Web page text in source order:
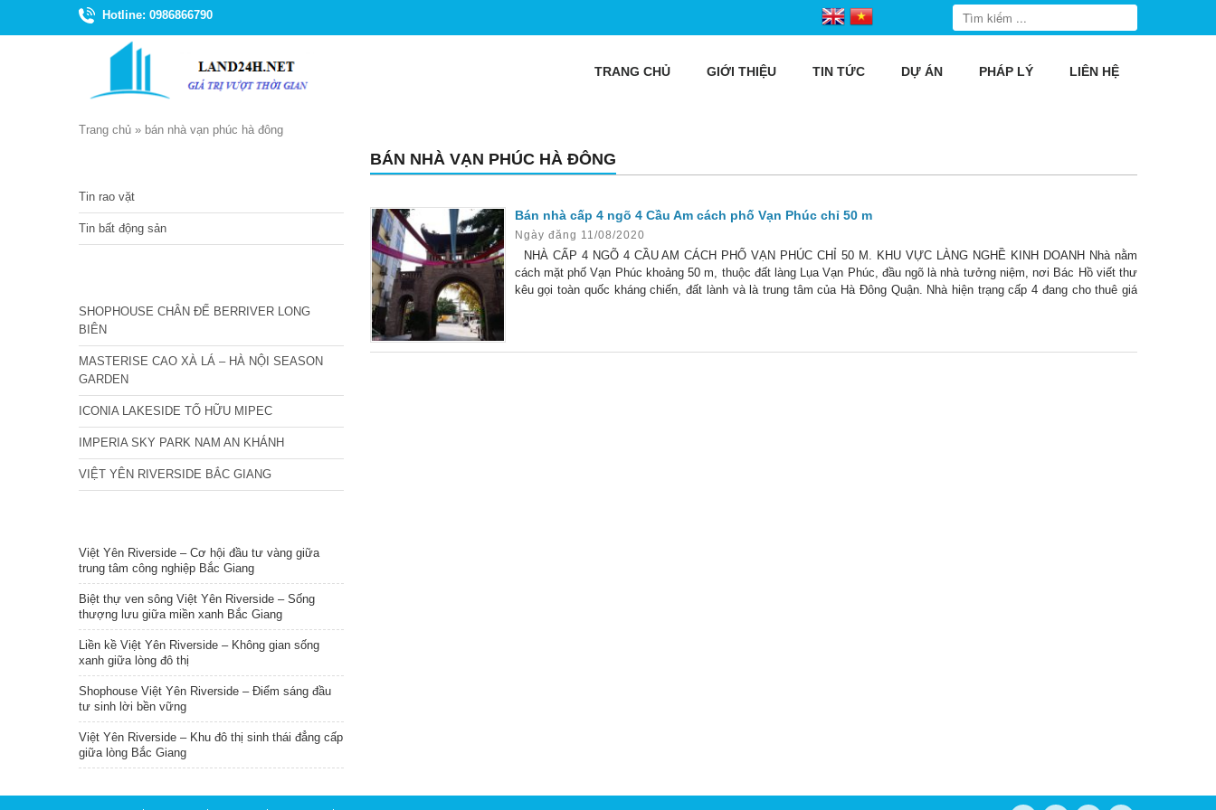
Hotline: 0986866790
TRANG CHỦ GIỚI THIỆU TIN TỨC DỰ ÁN PHÁP LÝ LIÊN HỆ
Trang chủ » bán nhà vạn phúc hà đông
BÁN NHÀ VẠN PHÚC HÀ ĐÔNG
Bán nhà cấp 4 ngõ 4 Cầu Am cách phố Vạn Phúc chỉ 50 m
Ngày đăng 11/08/2020
NHÀ CẤP 4 NGÕ 4 CẦU AM CÁCH PHỐ VẠN PHÚC CHỈ 50 M. KHU VỰC LÀNG NGHỀ KINH DOANH Nhà nằm
cách mặt phố Vạn Phúc khoảng 50 m, thuộc đất làng Lụa Vạn Phúc, đầu ngõ là nhà tưởng niệm, nơi Bác Hồ viết thư
kêu gọi toàn quốc kháng chiến, đất lành và là trung tâm của Hà Đông Quận. Nhà hiện trạng cấp 4 đang cho thuê giá
Tin rao vặt
Tin bất động sản
SHOPHOUSE CHÂN ĐẾ BERRIVER LONG
BIÊN
MASTERISE CAO XÀ LÁ – HÀ NỘI SEASON
GARDEN
ICONIA LAKESIDE TỐ HỮU MIPEC
IMPERIA SKY PARK NAM AN KHÁNH
VIỆT YÊN RIVERSIDE BẮC GIANG
Việt Yên Riverside – Cơ hội đầu tư vàng giữa
trung tâm công nghiệp Bắc Giang
Biệt thự ven sông Việt Yên Riverside – Sống
thượng lưu giữa miền xanh Bắc Giang
Liền kề Việt Yên Riverside – Không gian sống
xanh giữa lòng đô thị
Shophouse Việt Yên Riverside – Điểm sáng đầu
tư sinh lời bền vững
Việt Yên Riverside – Khu đô thị sinh thái đẳng cấp
giữa lòng Bắc Giang